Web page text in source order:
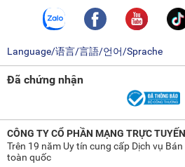
Language/语言/言語/언어/Sprache
Đã chứng nhận
CÔNG TY CỔ PHẦN MẠNG TRỰC
Trên 19 năm Uy tín cung cấp Dịch vụ
toàn quốc